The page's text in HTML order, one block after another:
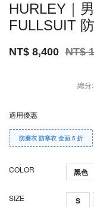
HURLEY｜
FULLSUIT
NT$ 8,400 NT$
總分:
適用優惠
防磨衣 防寒衣 全面 5 折
COLOR 黑色
SIZE S